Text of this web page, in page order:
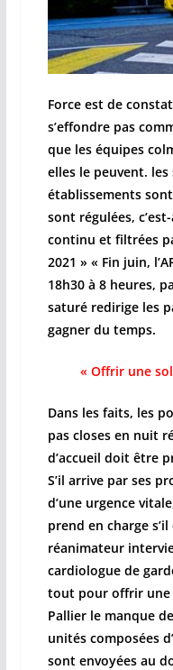
Force est de
s’effondre pas
que les équipes
elles le peuvent. les
établissements
sont régulées,
continu et filtrées
2021 » « Fin juin,
18h30 à 8 heures,
saturé redirige les
gagner du temps.
« Offrir une
Dans les faits, les
pas closes en nuit
d’accueil doit être
S’il arrive par ses
d’une urgence
prend en charge
réanimateur
cardiologue de
tout pour offrir une
Pallier le manque
unités composées
sont envoyées au